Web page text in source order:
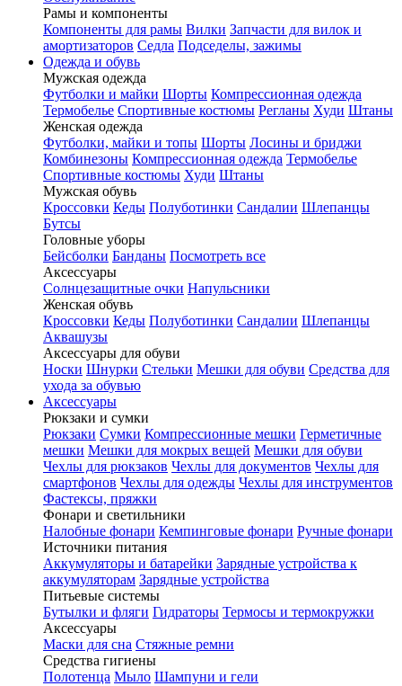
Рамы и компоненты
Компоненты для рамы Вилки Запчасти для вилок и
амортизаторов Седла Подседелы, зажимы
Одежда и обувь
Мужская одежда
Футболки и майки Шорты Компрессионная одежда
Термобелье Спортивные костюмы Регланы Худи Штаны
Женская одежда
Футболки, майки и топы Шорты Лосины и бриджи
Комбинезоны Компрессионная одежда Термобелье
Спортивные костюмы Худи Штаны
Мужская обувь
Кроссовки Кеды Полуботинки Сандалии Шлепанцы
Бутсы
Головные уборы
Бейсболки Банданы Посмотреть все
Аксессуары
Солнцезащитные очки Напульсники
Женская обувь
Кроссовки Кеды Полуботинки Сандалии Шлепанцы
Аквашузы
Аксессуары для обуви
Носки Шнурки Стельки Мешки для обуви Средства для
ухода за обувью
Аксессуары
Рюкзаки и сумки
Рюкзаки Сумки Компрессионные мешки Герметичные
мешки Мешки для мокрых вещей Мешки для обуви
Чехлы для рюкзаков Чехлы для документов Чехлы для
смартфонов Чехлы для одежды Чехлы для инструментов
Фастексы, пряжки
Фонари и светильники
Налобные фонари Кемпинговые фонари Ручные фонари
Источники питания
Аккумуляторы и батарейки Зарядные устройства к
аккумуляторам Зарядные устройства
Питьевые системы
Бутылки и фляги Гидраторы Термосы и термокружки
Аксессуары
Маски для сна Стяжные ремни
Средства гигиены
Полотенца Мыло Шампуни и гели